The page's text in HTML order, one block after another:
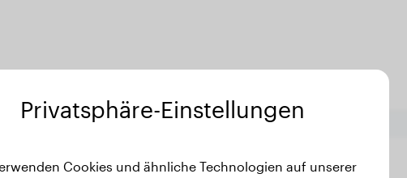
Privatsphäre-Einstellungen
Cookies und ähnliche Technologien auf unserer